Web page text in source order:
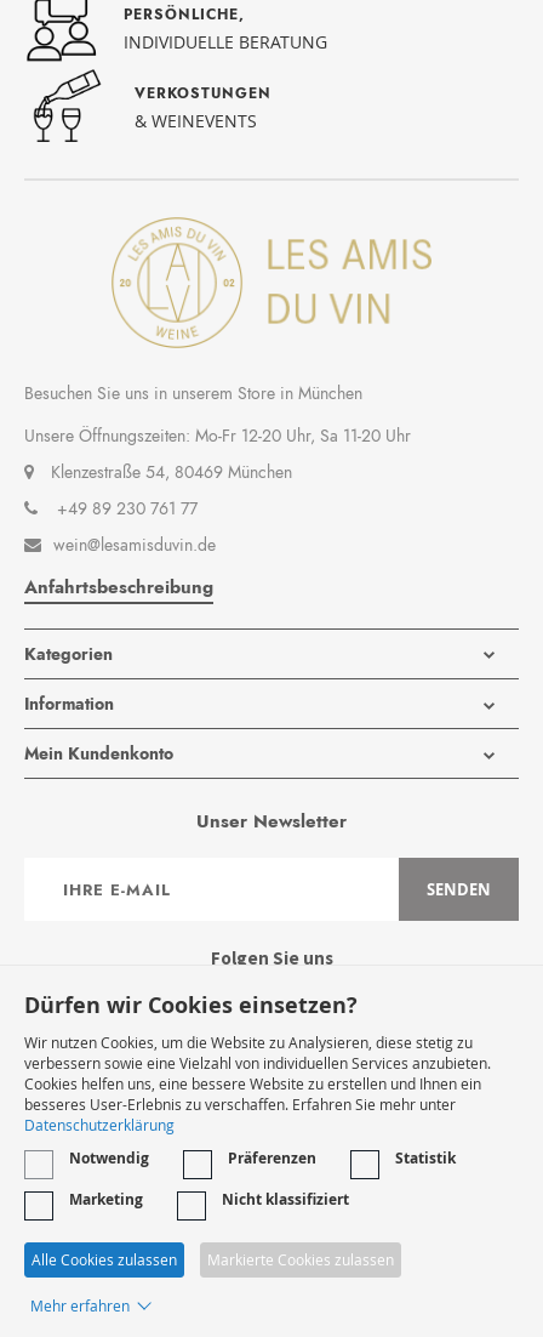
PERSÖNLICHE,
INDIVIDUELLE BERATUNG
VERKOSTUNGEN
& WEINEVENTS
Besuchen Sie uns in unserem Store in München
Unsere Öffnungszeiten: Mo-Fr 12-20 Uhr, Sa 11-20 Uhr
Klenzestraße 54, 80469 München
+49 89 230 761 77
 wein@lesamisduvin.de
Anfahrtsbeschreibung
Kategorien
Information
Mein Kundenkonto
Unser Newsletter
zum
SENDEN
Folgen Sie uns
Widerruf Starten
VERTRAG WIDERRUFEN
* Innerhalb Deutschlands
Dürfen wir Cookies einsetzen?
Wir nutzen Cookies, um die Website zu Analysieren, diese stetig zu
verbessern sowie eine Vielzahl von individuellen Services anzubieten.
Cookies helfen uns, eine bessere Website zu erstellen und Ihnen ein
besseres User-Erlebnis zu verschaffen. Erfahren Sie mehr unter
Datenschutzerklärung
Notwendig Präferenzen
Statistik
Marketing
Nicht klassifiziert
Alle Cookies zulassen Markierte Cookies zulassen
Mehr erfahren